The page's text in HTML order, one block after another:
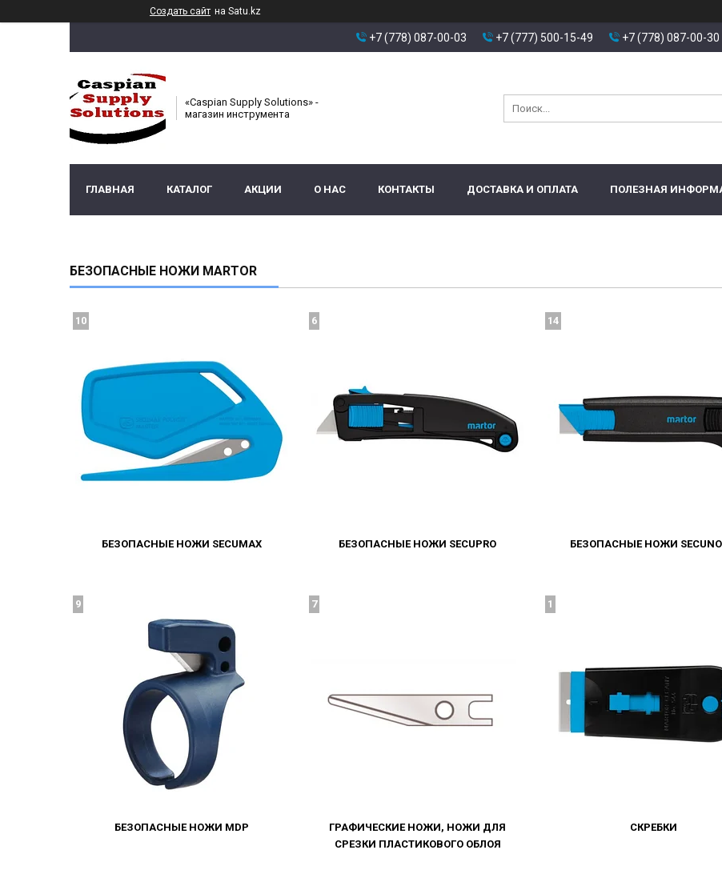
Создать сайт на Satu.kz
+7 (778) 087-00-03 +7 (777) 500-15-49 +7 (778) 087-00-30
«Caspian Supply Solutions» -
магазин инструмента
ГЛАВНАЯ КАТАЛОГ АКЦИИ О НАС КОНТАКТЫ ДОСТАВКА И ОПЛАТА ПОЛЕЗНАЯ
БЕЗОПАСНЫЕ НОЖИ MARTOR
БЕЗОПАСНЫЕ НОЖИ SECUMAX
10
БЕЗОПАСНЫЕ НОЖИ SECUPRO
6
БЕЗОПАСНЫЕ НОЖИ
14
БЕЗОПАСНЫЕ НОЖИ MDP
9
ГРАФИЧЕСКИЕ НОЖИ, НОЖИ ДЛЯ
СРЕЗКИ ПЛАСТИКОВОГО ОБЛОЯ
7
СКРЕБКИ
1